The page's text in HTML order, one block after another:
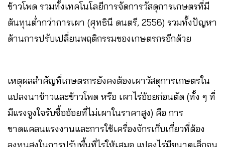
ข้าวโพด รวมทั้งเทคโนโลยีการจัดการวัสดุการเกษตรที่มี
ต้นทุนต่ำกว่าการเผา (ศุทธินี ดนตรี, 2556) รวมทั้งปัญหา
ด้านการปรับเปลี่ยนพฤติกรรมของเกษตรกรอีกด้วย
เหตุผลสำคัญที่เกษตรกรยังคงต้องเผาวัสดุการเกษตรใน
แปลงนาข้าวและข้าวโพด หรือ เผาไร่อ้อยก่อนตัด (ทั้ง ๆ ที่
มีแรงจูงใจรับซื้ออ้อยที่ไม่เผาในราคาสูง) คือ การ
ขาดแคลนแรงงานและการใช้เครื่องจักรเก็บเกี่ยวที่ต้อง